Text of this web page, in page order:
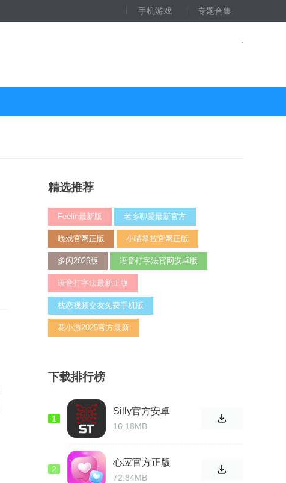
手机游戏 专题合集
精选推荐
Feelin最新版 老乡聊爱最新官方
晚戏官网正版 小喵希拉官网正版
多闪2026版 语音打字法官网安卓版
语音打字法最新正版
枕恋视频交友免费手机版
花小游2025官方最新
下载排行榜
1
Silly官方安卓
版
16.18MB
2
心应官方正版
72.84MB